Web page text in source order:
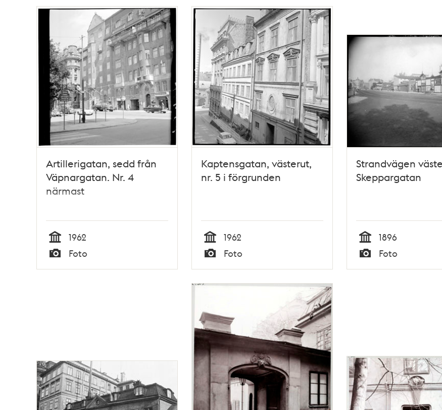
Artillerigatan, sedd från
Väpnargatan. Nr. 4
närmast
Tid
1962
Typ
Foto
Kaptensgatan, västerut,
nr. 5 i förgrunden
Tid
1962
Typ
Foto
Strandvägen
Skeppargatan
Tid
1896
Typ
Foto